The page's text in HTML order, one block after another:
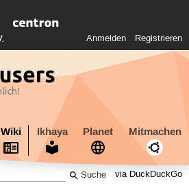
Anmelden Registrieren
Wiki Ikhaya Planet Mitmachen
via DuckDuckGo